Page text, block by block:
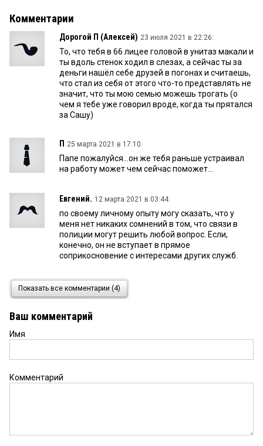
Комментарии
Дорогой П (Алексей) 23 июля 2021 в 22:26:
То, что тебя в 66 лицее головой в унитаз макали и
ты вдоль стенок ходил в слезах, а сейчас ты за
деньги нашёл себе друзей в погонах и считаешь,
что стал из себя от этого что-то представлять не
значит, что ты мою семью можешь трогать (о
чем я тебе уже говорил вроде, когда ты прятался
за Сашу)
П 25 марта 2021 в 17:10:
Папе пожалуйся...он же тебя раньше устраивал
на работу может чем сейчас поможет...
Евгений. 12 марта 2021 в 03:44:
по своему личному опыту могу сказать, что у
меня нет никаких сомнений в том, что связи в
полиции могут решить любой вопрос. Если,
конечно, он не вступает в прямое
соприкосновение с интересами других служб.
11 марта 2021 в 21:41:
Банальные коммерческие отношения — данный
пытается получить долг? Риски коммерческой
кто ему мешал перед поставкой удостовериться
и подходит ли ему это?Что есть вероятность
затягивания расчетов, в конце концов возможно
есть некий менталитет у людей...писатель
заключается в том что таких как он может быть
Показать все комментарии (4)
Ваш комментарий
Имя
Комментарий